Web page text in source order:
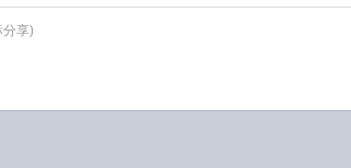
分享)